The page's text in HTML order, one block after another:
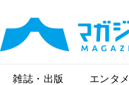
雑誌・出版 エンタメ